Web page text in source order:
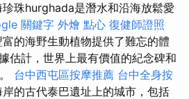
珠hurghada是潛水和沿海放鬆愛
關鍵字 外燴 點心 復健師證照
的海野生動植物提供了難忘的體
估計，世界上最有價值的紀念碑和
台中西屯區按摩推薦 台中全身按
的古代泰巴遺址上的城市，包括